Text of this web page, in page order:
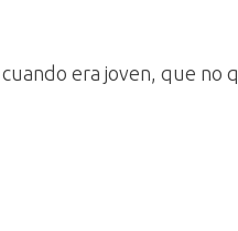
era joven, que no